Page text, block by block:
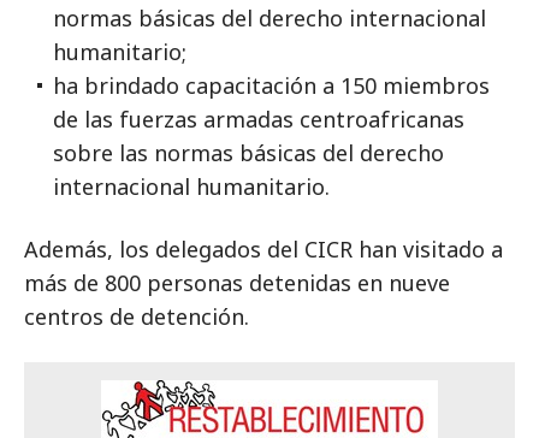
normas básicas del derecho internacional
humanitario;
ha brindado capacitación a 150 miembros
de las fuerzas armadas centroafricanas
sobre las normas básicas del derecho
internacional humanitario.
Además, los delegados del CICR han visitado a
más de 800 personas detenidas en nueve
centros de detención.